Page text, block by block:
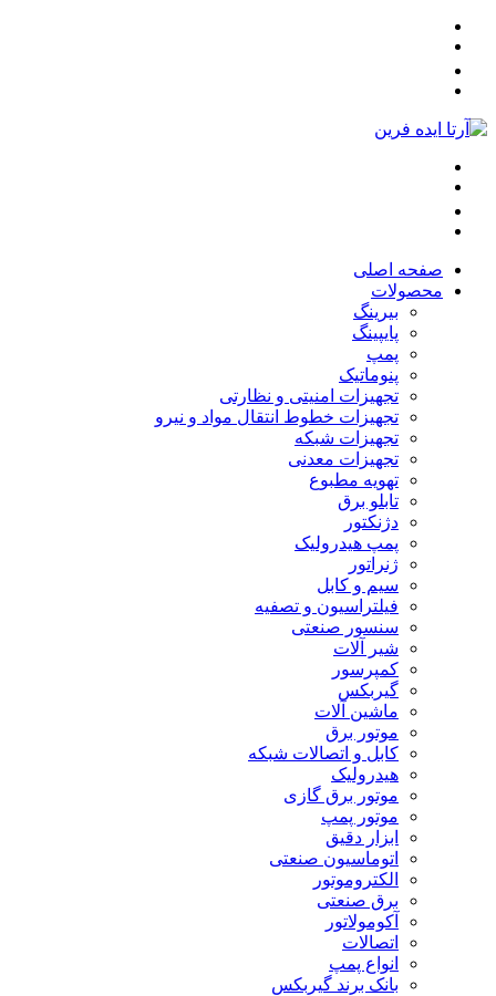
صفحه اصلی
محصولات
بیرینگ
پایپینگ
پمپ
پنوماتیک
تجهیزات امنیتی و نظارتی
تجهیزات خطوط انتقال مواد و نیرو
تجهیزات شبکه
تجهیزات معدنی
تهویه مطبوع
تابلو برق
دژنکتور
پمپ هیدرولیک
ژنراتور
سیم و کابل
فیلتراسیون و تصفیه
سنسور صنعتی
شیر آلات
کمپرسور
گیربکس
ماشین آلات
موتور برق
کابل و اتصالات شبکه
هیدرولیک
موتور برق گازی
موتور پمپ
ابزار دقیق
اتوماسیون صنعتی
الکتروموتور
برق صنعتی
آکومولاتور
اتصالات
انواع پمپ
بانک برند گیربکس